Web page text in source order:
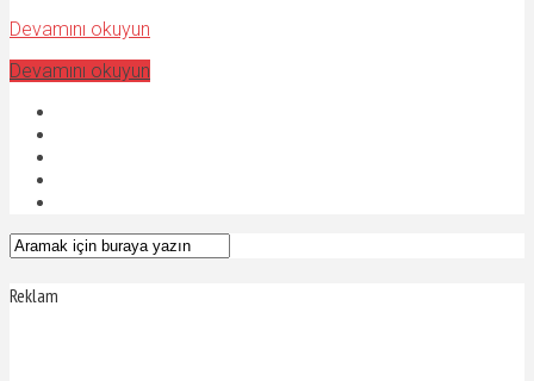
Devamını okuyun
Devamını okuyun
Reklam